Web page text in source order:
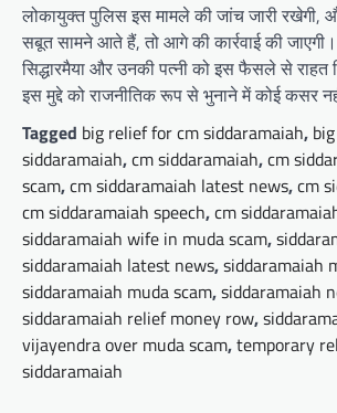
लोकायुक्त पुलिस इस मामले की जांच जारी रखेगी,
सबूत सामने आते हैं, तो आगे की कार्रवाई की
सिद्धारमैया और उनकी पत्नी को इस फैसले से राहत
इस मुद्दे को राजनीतिक रूप से भुनाने में कोई कसर
Tagged big relief for cm siddaramaiah,
siddaramaiah,cm siddaramaiah,cm
scam,cm siddaramaiah latest news,cm
cm siddaramaiah speech,cm
siddaramaiah wife in muda scam,
siddaramaiah latest news,siddaramaiah
siddaramaiah muda scam,siddaramaiah
siddaramaiah relief money row,
vijayendra over muda scam,temporary
siddaramaiah